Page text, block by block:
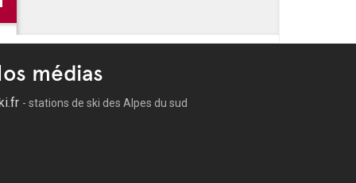
Suquet
médias
- stations de ski des Alpes du sud